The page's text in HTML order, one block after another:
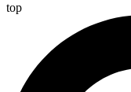
top